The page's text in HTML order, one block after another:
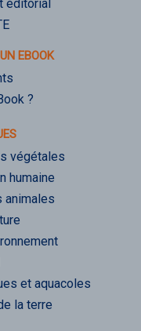
éditorial
EBOOK
?
végétales
humaine
animales
et aquacoles
la terre